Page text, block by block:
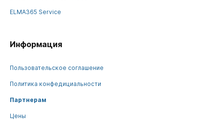
ELMA365 Service
Информация
Пользовательское соглашение
Политика конфедициальности
Партнерам
Цены